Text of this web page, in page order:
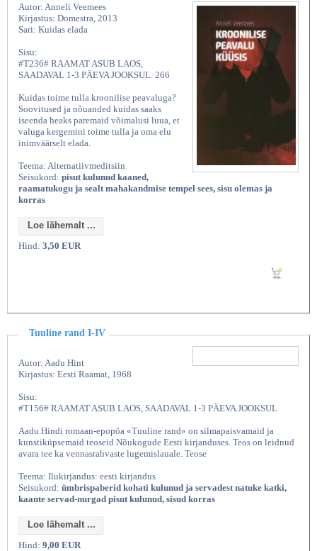
Autor: Anneli Veemees
Kirjastus: Domestra, 2013
Sari: Kuidas elada
Sisu:
#T236# RAAMAT ASUB LAOS,
SAADAVAL 1-3 PÄEVA JOOKSUL. 266
Kuidas toime tulla kroonilise peavaluga?
Soovitused ja nõuanded kuidas saaks
iseenda heaks paremaid võimalusi luua, et
valuga kergemini toime tulla ja oma elu
inimväärselt elada.
Teema: Alternatiivmeditsiin
Seisukord: pisut kulunud kaaned,
raamatukogu ja sealt mahakandmise tempel sees, sisu olemas ja
korras
Loe lähemalt ...
Hind: 3,50 EUR
Tuuline rand I-IV
Autor: Aadu Hint
Kirjastus: Eesti Raamat, 1968
Sisu:
#T156# RAAMAT ASUB LAOS, SAADAVAL 1-3 PÄEVA JOOKSUL
Aadu Hindi romaan-epopöa «Tuuline rand» on silmapaisvamaid ja
kunstiküpsemaid teoseid Nõukogude Eesti kirjanduses. Teos on leidnud
avara tee ka vennasrahvaste lugemislauale. Teose
Teema: Ilukirjandus: eesti kirjandus
Seisukord: ümbrispaberid kohati kulunud ja servadest natuke katki,
kaante servad-nurgad pisut kulunud, sisud korras
Loe lähemalt ...
Hind: 9,00 EUR